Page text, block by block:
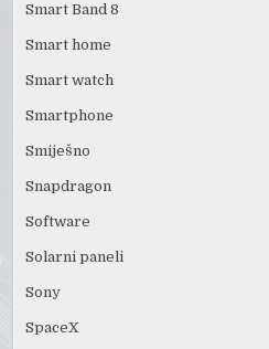
Smart Band 8
Smart home
Smart watch
Smartphone
Smiješno
Snapdragon
Software
Solarni paneli
Sony
SpaceX